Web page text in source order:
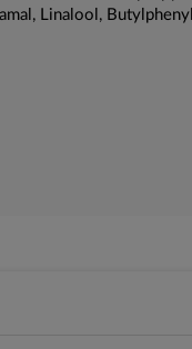
Linalool,